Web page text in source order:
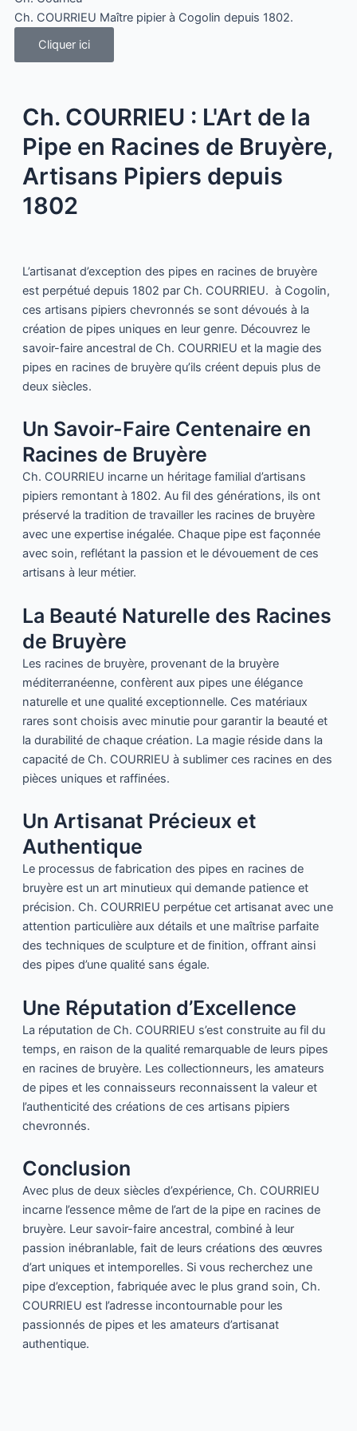
Ch. COURRIEU Maître pipier à Cogolin depuis 1802.
Cliquer ici
Ch. COURRIEU : L'Art de la
Pipe en Racines de Bruyère,
Artisans Pipiers depuis
1802
L’artisanat d’exception des pipes en racines de bruyère
est perpétué depuis 1802 par Ch. COURRIEU. à Cogolin,
ces artisans pipiers chevronnés se sont dévoués à la
création de pipes uniques en leur genre. Découvrez le
savoir-faire ancestral de Ch. COURRIEU et la magie des
pipes en racines de bruyère qu’ils créent depuis plus de
deux siècles.
Un Savoir-Faire Centenaire en
Racines de Bruyère
Ch. COURRIEU incarne un héritage familial d’artisans
pipiers remontant à 1802. Au fil des générations, ils ont
préservé la tradition de travailler les racines de bruyère
avec une expertise inégalée. Chaque pipe est façonnée
avec soin, reflétant la passion et le dévouement de ces
artisans à leur métier.
La Beauté Naturelle des Racines
de Bruyère
Les racines de bruyère, provenant de la bruyère
méditerranéenne, confèrent aux pipes une élégance
naturelle et une qualité exceptionnelle. Ces matériaux
rares sont choisis avec minutie pour garantir la beauté et
la durabilité de chaque création. La magie réside dans la
capacité de Ch. COURRIEU à sublimer ces racines en des
pièces uniques et raffinées.
Un Artisanat Précieux et
Authentique
Le processus de fabrication des pipes en racines de
bruyère est un art minutieux qui demande patience et
précision. Ch. COURRIEU perpétue cet artisanat avec une
attention particulière aux détails et une maîtrise parfaite
des techniques de sculpture et de finition, offrant ainsi
des pipes d’une qualité sans égale.
Une Réputation d’Excellence
La réputation de Ch. COURRIEU s’est construite au fil du
temps, en raison de la qualité remarquable de leurs pipes
en racines de bruyère. Les collectionneurs, les amateurs
de pipes et les connaisseurs reconnaissent la valeur et
l’authenticité des créations de ces artisans pipiers
chevronnés.
Conclusion
Avec plus de deux siècles d’expérience, Ch. COURRIEU
incarne l’essence même de l’art de la pipe en racines de
bruyère. Leur savoir-faire ancestral, combiné à leur
passion inébranlable, fait de leurs créations des œuvres
d’art uniques et intemporelles. Si vous recherchez une
pipe d’exception, fabriquée avec le plus grand soin, Ch.
COURRIEU est l’adresse incontournable pour les
passionnés de pipes et les amateurs d’artisanat
authentique.